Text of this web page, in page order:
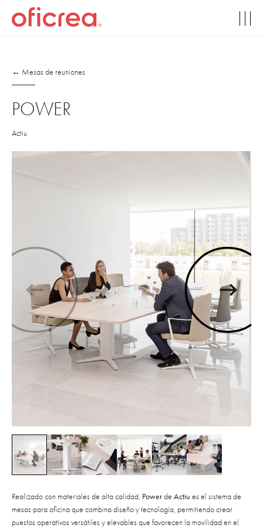
← Mesas de reuniones
POWER
Actiu
Realizado con materiales de alta calidad, Powerde Actiu es el sistema de
mesas para oficina que combina diseño y tecnología, permitiendo crear
puestos operativos versátiles y elevables que favorecen la movilidad en el